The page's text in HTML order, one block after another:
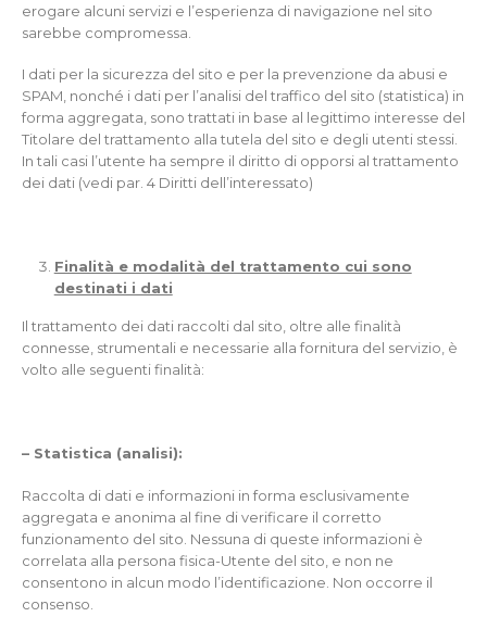
erogare alcuni servizi e l’esperienza di navigazione nel sito
sarebbe compromessa.
I dati per la sicurezza del sito e per la prevenzione da abusi e
SPAM, nonché i dati per l’analisi del traffico del sito (statistica) in
forma aggregata, sono trattati in base al legittimo interesse del
Titolare del trattamento alla tutela del sito e degli utenti stessi.
In tali casi l’utente ha sempre il diritto di opporsi al trattamento
dei dati (vedi par. 4 Diritti dell’interessato)
Finalità e modalità del trattamento cui sono
destinati i dati
Il trattamento dei dati raccolti dal sito, oltre alle finalità
connesse, strumentali e necessarie alla fornitura del servizio, è
volto alle seguenti finalità:
– Statistica (analisi):
Raccolta di dati e informazioni in forma esclusivamente
aggregata e anonima al fine di verificare il corretto
funzionamento del sito. Nessuna di queste informazioni è
correlata alla persona fisica-Utente del sito, e non ne
consentono in alcun modo l’identificazione. Non occorre il
consenso.